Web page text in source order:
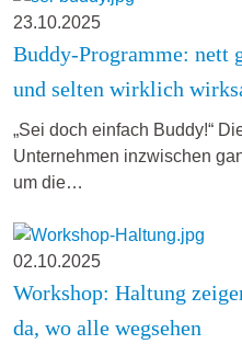
23.10.2025
Buddy-Programme: nett
und selten wirklich
„Sei doch einfach Buddy!“
Unternehmen inzwischen
um die…
02.10.2025
Workshop: Haltung
da, wo alle wegsehen